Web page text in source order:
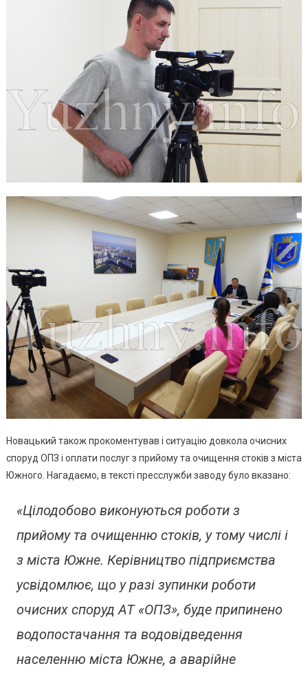
Новацький також прокоментував і ситуацію довкола очисних
споруд ОПЗ і оплати послуг з прийому та очищення стоків з міста
Южного. Нагадаємо, в тексті пресслужби заводу було вказано:
«Цілодобово виконуються роботи з
прийому та очищенню стоків, у тому числі і
з міста Южне. Керівництво підприємства
усвідомлює, що у разі зупинки роботи
очисних споруд АТ «ОПЗ», буде припинено
водопостачання та водовідведення
населенню міста Южне, а аварійне